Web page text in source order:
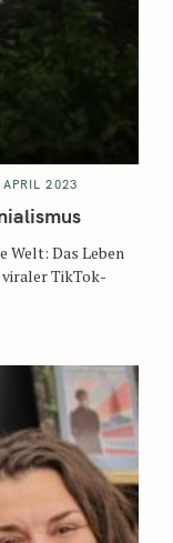
2023
Welt: Das Leben
TikTok-